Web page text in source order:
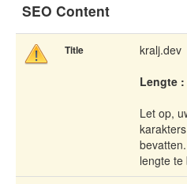
SEO Content
Title
kralj.dev
Lengte :
Let op,
lengte te